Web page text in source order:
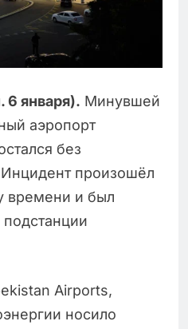
6 января). Минувшей
аэропорт
без
произошёл
времени и был
подстанции
Airports,
носило